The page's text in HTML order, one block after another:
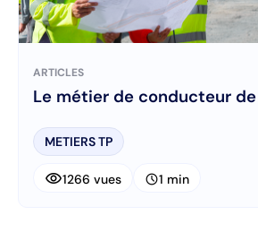
ARTICLES
Le métier de conducteur
METIERS TP
visibility1266 vues schedule1 min